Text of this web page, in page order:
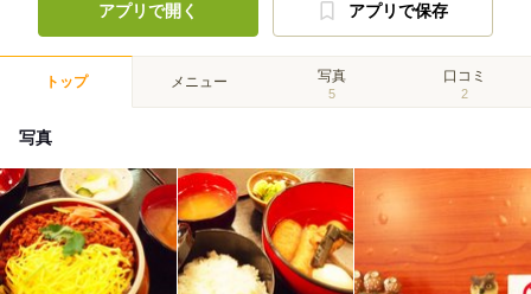
アプリで開く アプリで保存
トップ メニュー 写真
5
口コミ
2
写真